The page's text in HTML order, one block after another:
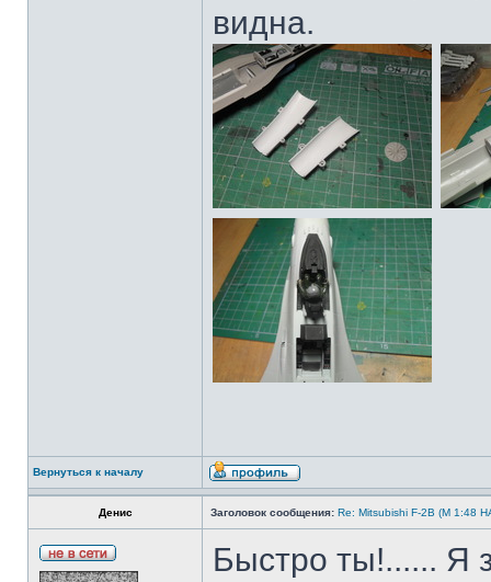
видна.
Вернуться к началу
Денис Заголовок сообщения: Re: Mitsubishi F-2B (M 1:48
Быстро ты!...... Я